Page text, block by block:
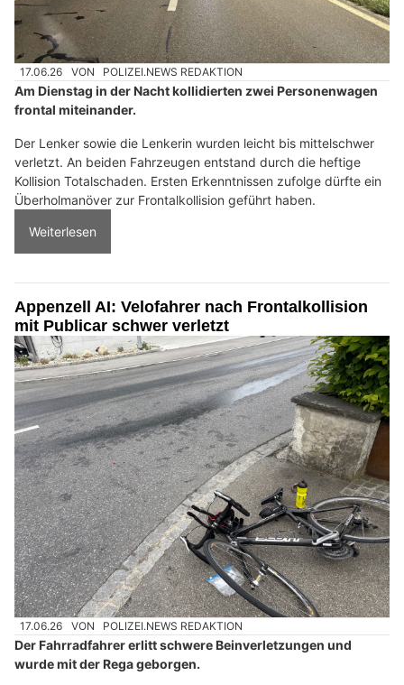
17.06.26 VON POLIZEI.NEWS REDAKTION
Am Dienstag in der Nacht kollidierten zwei Personenwagen
frontal miteinander.
Der Lenker sowie die Lenkerin wurden leicht bis mittelschwer
verletzt. An beiden Fahrzeugen entstand durch die heftige
Kollision Totalschaden. Ersten Erkenntnissen zufolge dürfte ein
Überholmanöver zur Frontalkollision geführt haben.
Weiterlesen
Appenzell AI: Velofahrer nach Frontalkollision
mit Publicar schwer verletzt
17.06.26 VON POLIZEI.NEWS REDAKTION
Der Fahrradfahrer erlitt schwere Beinverletzungen und
wurde mit der Rega geborgen.